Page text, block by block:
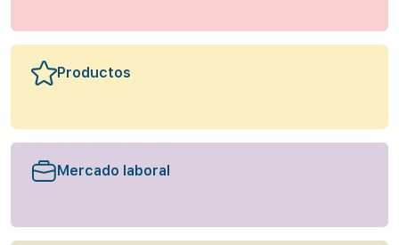
Productos
Mercado laboral